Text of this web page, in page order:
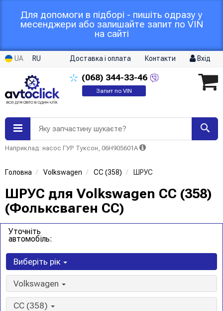
Для допомоги в підборі - пишіть одразу у
месенджери або залишайте запит по VIN
на сайті
UA RU Доставка і оплата Контакти Вхід
(068) 344-33-46
Запит по VIN
Яку запчастину шукаєте?
Наприклад: насос ГУР Туксон, 06H905601A
Головна Volkswagen CC (358) ШРУС
ШРУС для Volkswagen CC (358)
(Фольксваген CC)
Уточніть
автомобіль:
Виберіть рік
Volkswagen
CC (358)